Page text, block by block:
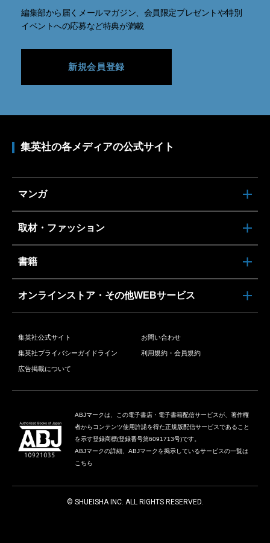
編集部から届くメールマガジン、会員限定プレゼントや特別
イベントへの応募など特典が満載
新規会員登録
集英社の各メディアの公式サイト
マンガ
取材・ファッション
書籍
オンラインストア・その他WEBサービス
集英社公式サイト お問い合わせ
集英社プライバシーガイドライン 利用規約・会員規約
広告掲載について
ABJマークは、この電子書店・電子書籍配信サービスが、著作権
者からコンテンツ使用許諾を得た正規版配信サービスであること
を示す登録商標(登録番号第6091713号)です。
ABJマークの詳細、ABJマークを掲示しているサービスの一覧は
こちら
© SHUEISHA INC. ALL RIGHTS RESERVED.